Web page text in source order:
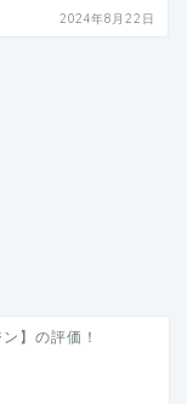
2024年8月22日
】の評価！